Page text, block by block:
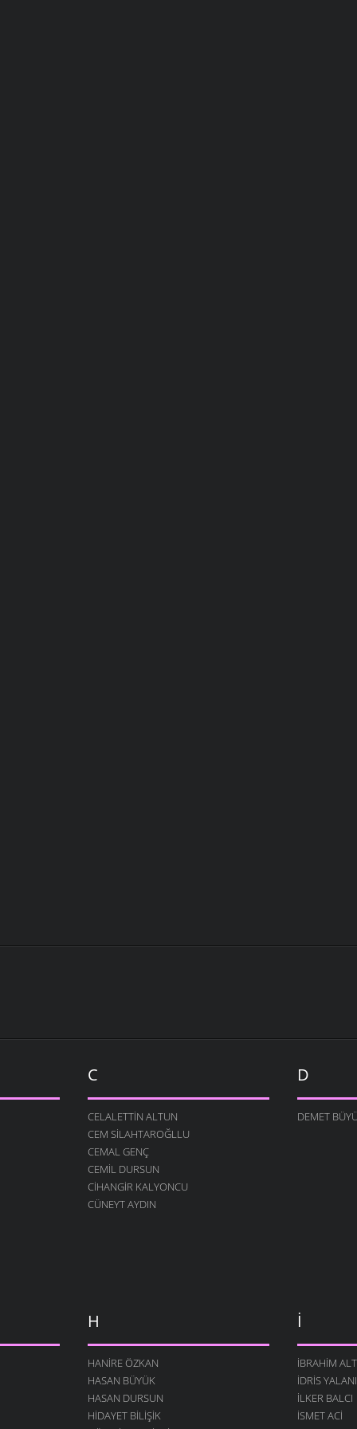
C
CELALETTIN ALTUN
CEM SILAHTAROĞLLU
CEMAL GENÇ
CEMIL DURSUN
CIHANGIR KALYONCU
CÜNEYT AYDIN
D
DEMET
H
HANIRE ÖZKAN
HASAN BÜYÜK
HASAN DURSUN
HIDAYET BILIŞIK
İ
İBRAHIM
İDRIS
İLKER BALCI
İSMET ACI